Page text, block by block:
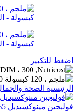
اضغط للتكبير
الرئيسية الصحة
فوليجين مينوكسيديل 5% لعلاج تساقط الشعر